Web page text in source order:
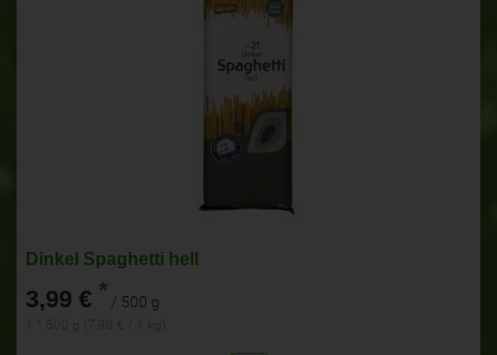
Dinkel Spaghetti hell
3,99 € * / 500 g